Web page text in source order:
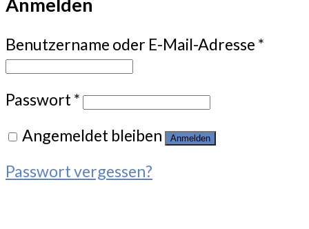
Benutzername oder E-Mail-Adresse *
Passwort*
Angemeldet bleiben
Anmelden
Passwort vergessen?